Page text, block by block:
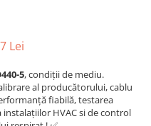
Lei
5, condiții de mediu.
al producătorului, cablu
fiabilă, testarea
HVAC si de control